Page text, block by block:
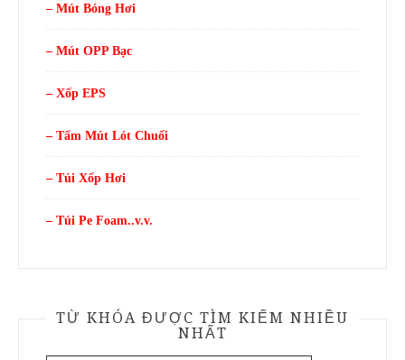
– Mút Bóng Hơi
– Mút OPP Bạc
– Xốp EPS
– Tấm Mút Lót Chuối
– Túi Xốp Hơi
– Túi Pe Foam..v.v.
TỪ KHÓA ĐƯỢC TÌM KIẾM NHIỀU
NHẤT